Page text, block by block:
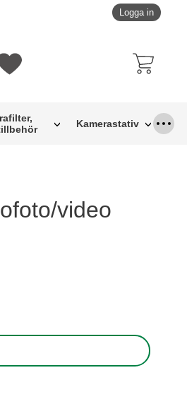
Logga in
Mina favoriter
Kamerastativ
video